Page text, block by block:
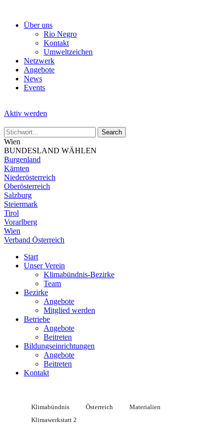
Über uns
Rio Negro
Kontakt
Umweltzeichen
Netzwerk
Angebote
News
Events
Aktiv werden
Wien
BUNDESLAND WÄHLEN
Burgenland
Kärnten
Niederösterreich
Oberösterreich
Salzburg
Steiermark
Tirol
Vorarlberg
Wien
Verband Österreich
Start
Unser Verein
Klimabündnis-Bezirke
Team
Bezirke
Angebote
Mitglied werden
Betriebe
Angebote
Beitreten
Bildungseinrichtungen
Angebote
Beitreten
Kontakt
Klimabündnis Österreich
Materialien
Klimawerkstatt 2